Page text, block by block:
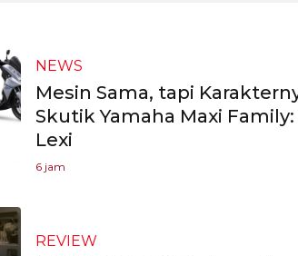
NEWS
Mesin Sama, tapi
Skutik Yamaha Maxi
Lexi
6 jam
REVIEW